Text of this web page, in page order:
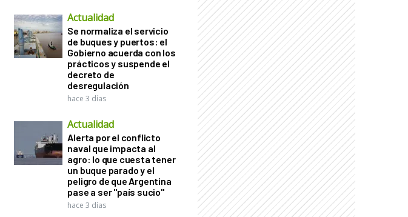
Actualidad
Se normaliza el servicio
de buques y puertos: el
Gobierno acuerda con los
prácticos y suspende el
decreto de
desregulación
hace 3 días
Actualidad
Alerta por el conflicto
naval que impacta al
agro: lo que cuesta tener
un buque parado y el
peligro de que Argentina
pase a ser "país sucio"
hace 3 días